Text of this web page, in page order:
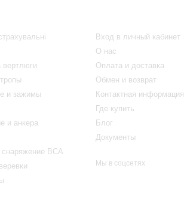
вертлюги
и зажимы
и анкера
BCA
Вход в личный кабинет
О нас
Оплата и доставка
Обмен и возврат
Контактная информация
Где купить
Блог
Документы
Мы в соцсетях